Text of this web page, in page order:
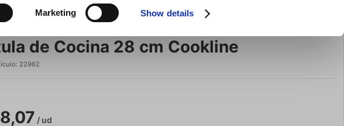
Marketing Show details
de Cocina 28 cm Cookline
22962
/ ud